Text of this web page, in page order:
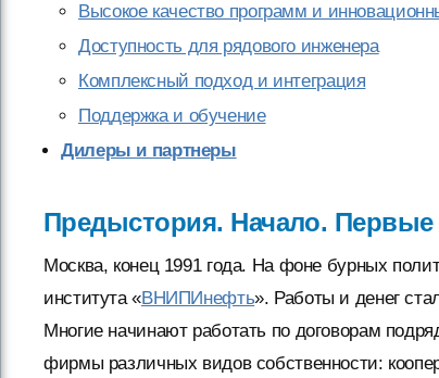
Высокое качество программ и
Доступность для рядового инженера
Комплексный подход и интеграция
Поддержка и обучение
Дилеры и партнеры
Предыстория. Начало. Первые
Москва, конец 1991 года. На фоне бурных
института «ВНИПИнефть». Работы и денег
Многие начинают работать по договорам
фирмы различных видов собственности: